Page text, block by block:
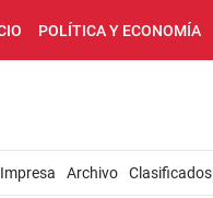
POLÍTICA Y ECONOMÍA
Archivo Clasificados